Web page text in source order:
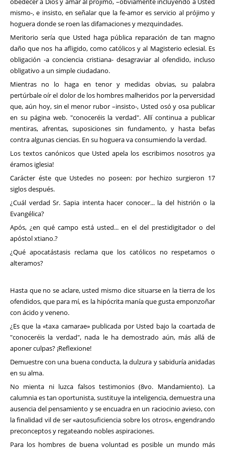
mismo-, e insisto, en señalar que la fe-amor es servicio al prójimo y
hoguera donde se roen las difamaciones y mezquindades.
Meritorio sería que Usted haga pública reparación de tan magno
daño que nos ha afligido, como católicos y al Magisterio eclesial. Es
obligación -a conciencia cristiana- desagraviar al ofendido, incluso
obligativo a un simple ciudadano.
Mientras no lo haga en tenor y medidas obvias, su palabra
pertúrbale oír el dolor de los hombres malheridos por la perversidad
que, aún hoy, sin el menor rubor –insisto-, Usted osó y osa publicar
en su página web. "conoceréis la verdad". Allí continua a publicar
mentiras, afrentas, suposiciones sin fundamento, y hasta befas
contra algunas ciencias. En su hoguera va consumiendo la verdad.
Los textos canónicos que Usted apela los escribimos nosotros ¡ya
éramos iglesia!
Carácter éste que Ustedes no poseen: por hechizo surgieron 17
siglos después.
¿Cuál verdad Sr. Sapia intenta hacer conocer... la del histrión o la
Evangélica?
Após, ¿en qué campo está usted... en el del prestidigitador o del
apóstol xtiano.?
¿Qué apocatástasis reclama que los católicos no respetamos o
alteramos?
Hasta que no se aclare, usted mismo dice situarse en la tierra de los
ofendidos, que para mí, es la hipócrita manía que gusta emponzoñar
con ácido y veneno.
¿Es que la «taxa camarae» publicada por Usted bajo la coartada de
"conoceréis la verdad", nada le ha demostrado aún, más allá de
aponer culpas? ¡Reflexione!
Demuestre con una buena conducta, la dulzura y sabiduría anidadas
en su alma.
No mienta ni luzca falsos testimonios (8vo. Mandamiento). La
calumnia es tan oportunista, sustituye la inteligencia, demuestra una
ausencia del pensamiento y se encuadra en un raciocinio avieso, con
la finalidad vil de ser «autosuficiencia sobre los otros», engendrando
preconceptos y regateando nobles aspiraciones.
Para los hombres de buena voluntad es posible un mundo más